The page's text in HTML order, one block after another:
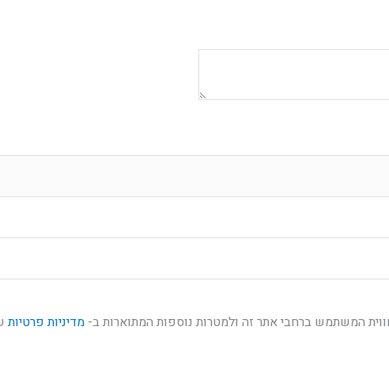
המשתמש ברחבי אתר זה ולמטרות נוספות המתוארות ב- מדיניות פרטיות